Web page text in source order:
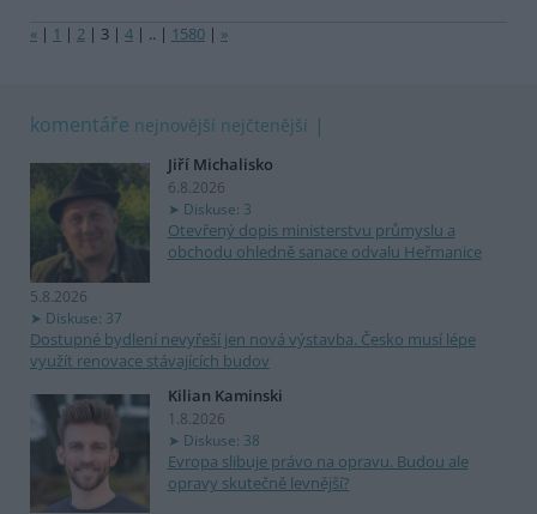
« | 1 | 2 | 3 | 4 | .. | 1580 | »
komentáře nejnovější nejčtenější
Jiří Michalisko
6.8.2026
Diskuse: 3
Otevřený dopis ministerstvu průmyslu a
obchodu ohledně sanace odvalu Heřmanice
5.8.2026
Diskuse: 37
Dostupné bydlení nevyřeší jen nová výstavba. Česko musí lépe
využít renovace stávajících budov
Kilian Kaminski
1.8.2026
Diskuse: 38
Evropa slibuje právo na opravu. Budou ale
opravy skutečně levnější?